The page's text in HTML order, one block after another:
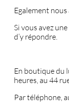
Egalement nous
Si vous avez
d’y répondre.
En boutique du
heures, au 44
Par téléphone,